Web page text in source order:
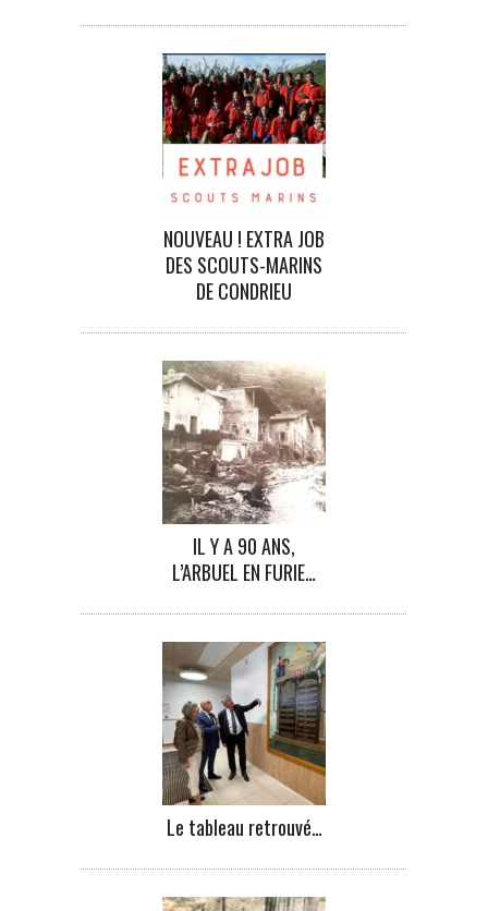
NOUVEAU ! EXTRA JOB
DES SCOUTS-MARINS
DE CONDRIEU
IL Y A 90 ANS,
L’ARBUEL EN FURIE…
Le tableau retrouvé…